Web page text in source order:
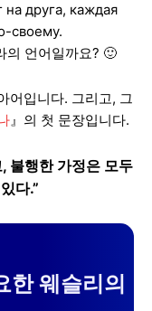
друга, каждая
своему.
의 언어일까요? 🙂
어입니다. 그리고, 그
』의 첫 문장입니다.
불행한 가정은 모두
다.”
한 웨슬리의